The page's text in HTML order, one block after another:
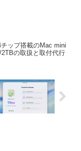
ップ搭載のMac mini
の取扱と取付代行